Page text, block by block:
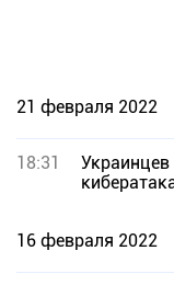
21 февраля 2022
18:31
16 февраля 2022